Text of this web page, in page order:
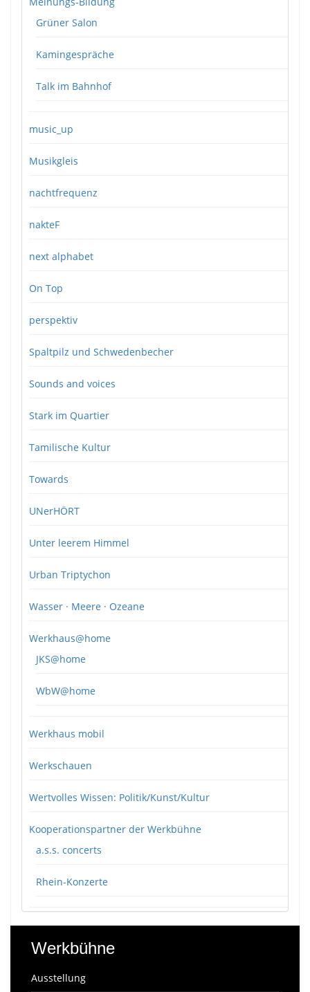
Grüner Salon
Kamingespräche
Talk im Bahnhof
music_up
Musikgleis
nachtfrequenz
nakteF
next alphabet
On Top
perspektiv
Spaltpilz und Schwedenbecher
Sounds and voices
Stark im Quartier
Tamilische Kultur
Towards
UNerHÖRT
Unter leerem Himmel
Urban Triptychon
Wasser · Meere · Ozeane
Werkhaus@home
JKS@home
WbW@home
Werkhaus mobil
Werkschauen
Wertvolles Wissen: Politik/Kunst/Kultur
Kooperationspartner der Werkbühne
a.s.s. concerts
Rhein-Konzerte
Werkbühne
Ausstellung